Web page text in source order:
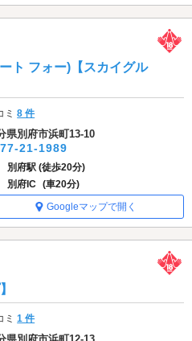
ト フォー)【スカイグル
ミ8 件
県別府市浜町13-10
21-1989
別府駅 (徒歩20分)
別府IC (車20分)
Googleマップで開く
ミ1 件